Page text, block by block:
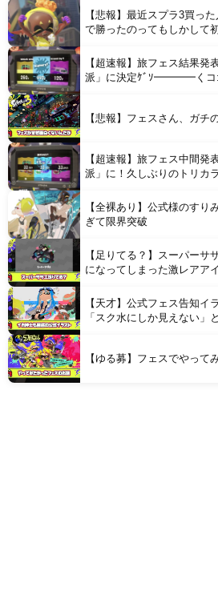
Powered by livedoor 相互RSS【悲報】最近スプラ3買っ
で勝ったのってもしかして
【超速報】旅フェス結果発
派」に決定ｹﾞｿ━━━━く
【悲報】フェスさん、ガチ
【超速報】旅フェス中間発
派」に！久しぶりのトリ
【全裸あり】公式様のすり
ぎて限界突破
【足りてる？】スーパーサ
になってしまった激レアア
【天才】公式フェス告知イ
「スク水にしか見えない」
【ゆる募】フェスでやって